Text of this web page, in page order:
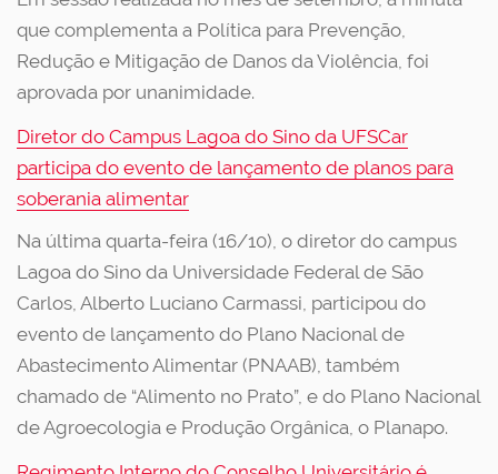
que complementa a Política para Prevenção,
Redução e Mitigação de Danos da Violência, foi
aprovada por unanimidade.
Diretor do Campus Lagoa do Sino da UFSCar
participa do evento de lançamento de planos para
soberania alimentar
Na última quarta-feira (16/10), o diretor do campus
Lagoa do Sino da Universidade Federal de São
Carlos, Alberto Luciano Carmassi, participou do
evento de lançamento do Plano Nacional de
Abastecimento Alimentar (PNAAB), também
chamado de “Alimento no Prato”, e do Plano Nacional
de Agroecologia e Produção Orgânica, o Planapo.